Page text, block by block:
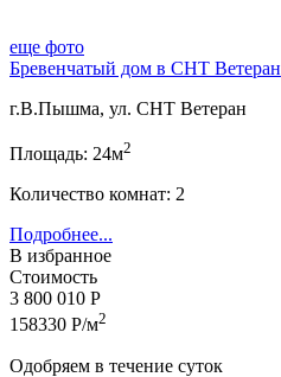
еще фото
Бревенчатый дом в СНТ Ветеран
г.В.Пышма, ул. СНТ Ветеран
Площадь: 24м2
Количество комнат: 2
Подробнее...
В избранное
Стоимость
3 800 010 Р
158330 Р/м2
Одобряем в течение суток